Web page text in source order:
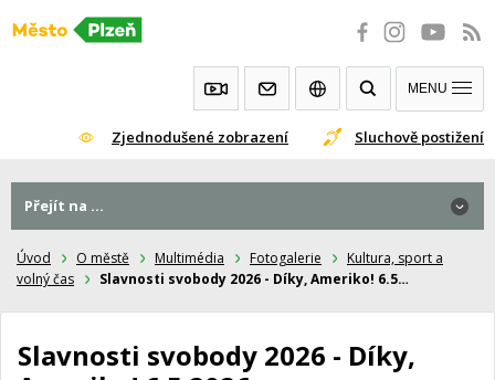
Přeskočit
Zjednodušené zobrazení Sluchově postižení
MENU
Úvod O městě Multimédia Fotogalerie
Kultura, sport a
volný čas
Slavnosti svobody 2026 - Díky, Ameriko! 6.5…
Slavnosti svobody 2026 - Díky,
Přejít na ...
Přejít na ...